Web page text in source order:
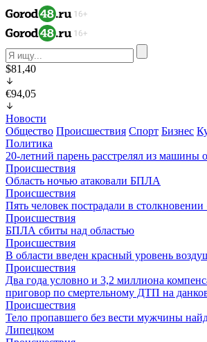
$81,40
€94,05
Новости
Общество Происшествия Спорт Бизнес
Политика
20-летний парень расстрелял из машины
Происшествия
Область ночью атаковали БПЛА
Происшествия
Пять человек пострадали в
Происшествия
БПЛА сбиты над областью
Происшествия
В области введен красный уровень
Происшествия
Два года условно и 3,2 миллиона
приговор по смертельному ДТП на
Происшествия
Тело пропавшего без вести мужчины
Липецком